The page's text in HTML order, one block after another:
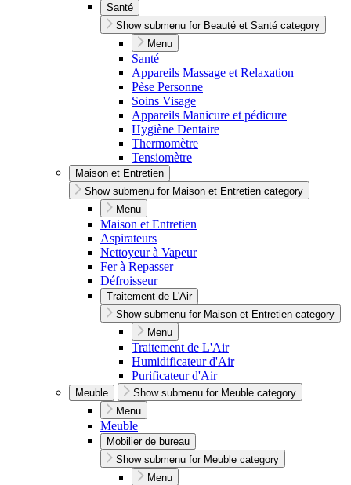
Santé
Show submenu for Beauté et Santé category
Menu
Santé
Appareils Massage et Relaxation
Pèse Personne
Soins Visage
Appareils Manicure et pédicure
Hygiène Dentaire
Thermomètre
Tensiomètre
Maison et Entretien
Show submenu for Maison et Entretien category
Menu
Maison et Entretien
Aspirateurs
Nettoyeur à Vapeur
Fer à Repasser
Défroisseur
Traitement de L'Air
Show submenu for Maison et Entretien category
Menu
Traitement de L'Air
Humidificateur d'Air
Purificateur d'Air
Meuble
Show submenu for Meuble category
Menu
Meuble
Mobilier de bureau
Show submenu for Meuble category
Menu